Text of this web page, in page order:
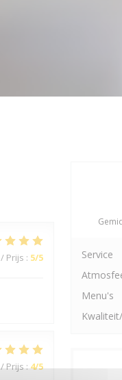
Prijs : 5/5
Prijs:4/5
Service
Menu's